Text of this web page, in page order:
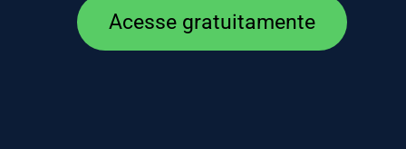
Acesse gratuitamente